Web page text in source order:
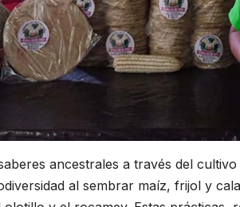
ancestrales a través del
al sembrar maíz, frijol y